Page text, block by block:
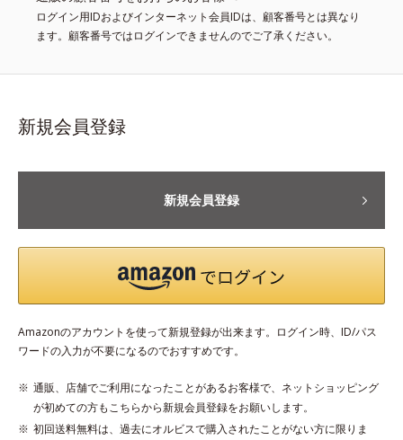
ログイン用IDおよびインターネット会員IDは、顧客番号とは異なり
ます。顧客番号ではログインできませんのでご了承ください。
新規会員登録
新規会員登録
Amazonのアカウントを使って新規登録が出来ます。ログイン時、ID/パス
ワードの入力が不要になるのでおすすめです。
通販、店舗でご利用になったことがあるお客様で、ネットショッピング
が初めての方もこちらから新規会員登録をお願いします。
初回送料無料は、過去にオルビスで購入されたことがない方に限りま